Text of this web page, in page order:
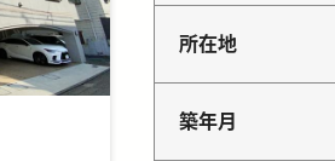
所在地
築年月